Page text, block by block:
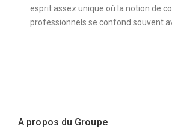
esprit assez unique où la notion de
professionnels se confond souvent
A propos du Groupe